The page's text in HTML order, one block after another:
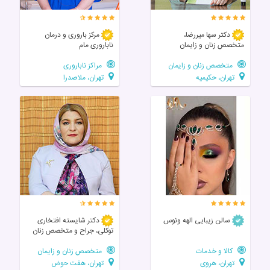
دکتر سها میررضا،
متخصص زنان و زایمان
متخصص زنان و زایمان
تهران، حکیمیه
مرکز باروری و درمان
ناباروری مام
مراکز ناباروری
تهران، ملاصدرا
سالن زیبایی الهه ونوس
کالا و خدمات
تهران، هروی
دکتر شایسته افتخاری
توکلی، جراح و متخصص زنان
متخصص زنان و زایمان
تهران، هفت حوض